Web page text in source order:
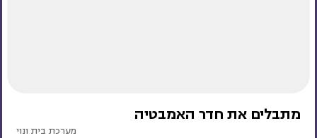
מתבלים את חדר האמבטיה
מערכת בית ונוי